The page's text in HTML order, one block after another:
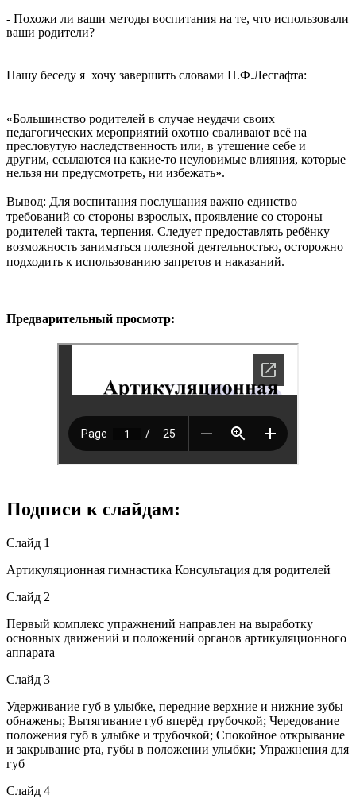
- Похожи ли ваши методы воспитания на те, что использовали
ваши родители?
Нашу беседу я хочу завершить словами П.Ф.Лесгафта:
«Большинство родителей в случае неудачи своих
педагогических мероприятий охотно сваливают всё на
пресловутую наследственность или, в утешение себе и
другим, ссылаются на какие-то неуловимые влияния, которые
нельзя ни предусмотреть, ни избежать».
Вывод: Для воспитания послушания важно единство
требований со стороны взрослых, проявление со стороны
родителей такта, терпения. Следует предоставлять ребёнку
возможность заниматься полезной деятельностью, осторожно
подходить к использованию запретов и наказаний.
Предварительный просмотр:
Подписи к слайдам:
Слайд 1
Артикуляционная гимнастика Консультация для родителей
Слайд 2
Первый комплекс упражнений направлен на выработку
основных движений и положений органов артикуляционного
аппарата
Слайд 3
Удерживание губ в улыбке, передние верхние и нижние зубы
обнажены; Вытягивание губ вперёд трубочкой; Чередование
положения губ в улыбке и трубочкой; Спокойное открывание
и закрывание рта, губы в положении улыбки; Упражнения для
губ
Слайд 4